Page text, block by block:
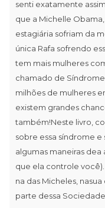
senti exatamente
que a Michelle
estagiária sofriam da
única Rafa sofrendo
tem mais mulheres
chamado de
milhões de mulheres
existem grandes
também!Neste livro,
sobre essa síndrome
algumas maneiras
que ela controle
na das Micheles,
parte dessa